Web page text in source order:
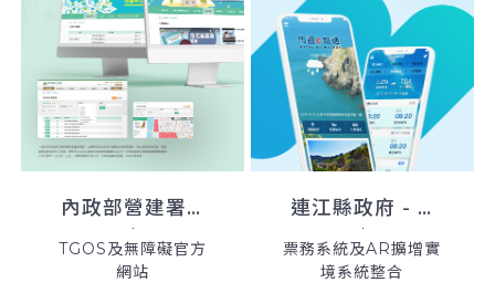
內政部營建署都更入口網
TGOS及無障礙官方
網站
連江縣政府 - 馬祖e點通
票務系統及AR擴增實
境系統整合